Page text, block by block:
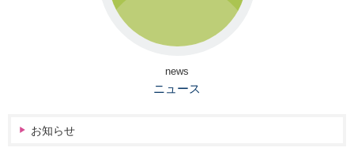
news
ニュース
お知らせ